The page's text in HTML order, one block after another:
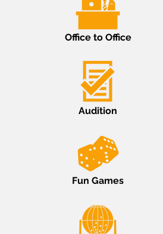
Office to Office
Audition
Fun Games